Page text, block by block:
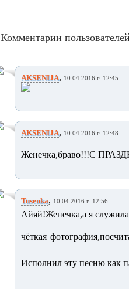
Комментарии
AKSENIJA, 10.04.2016 г. 12:45
AKSENIJA, 10.04.2016 г. 12:48
Женечка,браво!!!С
Tusenka, 10.04.2016 г. 12:56
Айяй!Женечка,а я
чёткая
Исполнил эту песню как